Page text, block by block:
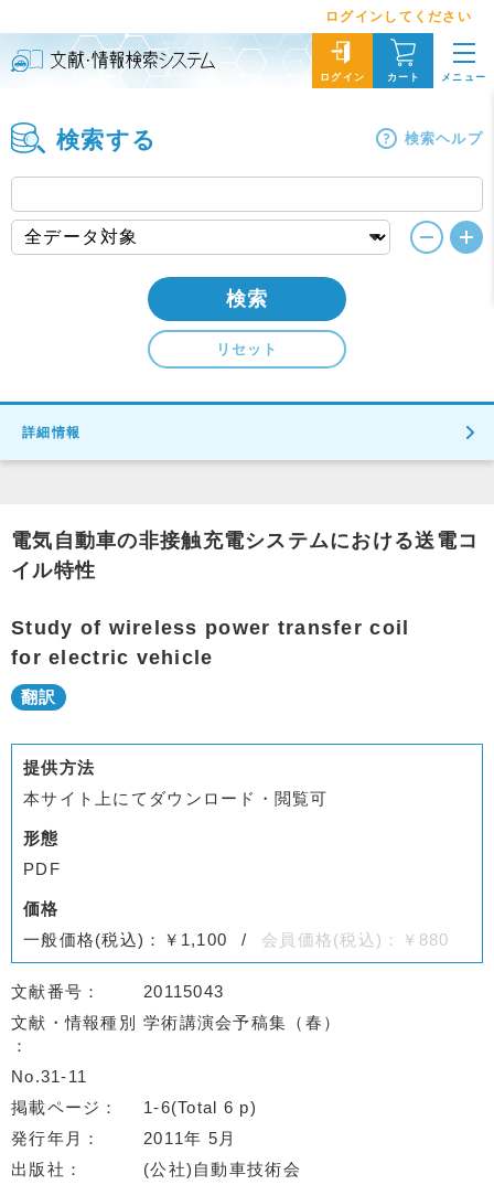
ログインしてください
ログイン カート メニュー
検索する 検索ヘルプ
検索
リセット
詳細情報
電気自動車の非接触充電システムにおける送電コ
イル特性
Study of wireless power transfer coil
for electric vehicle
提供方法
本サイト上にてダウンロード・閲覧可
形態
PDF
価格
一般価格(税込)：￥1,100
会員価格(税込)：￥880
文献番号
20115043
文献・情報種別
学術講演会予稿集（春）
No.31-11
掲載ページ
1-6(Total 6 p)
発行年月
2011年 5月
出版社
(公社)自動車技術会